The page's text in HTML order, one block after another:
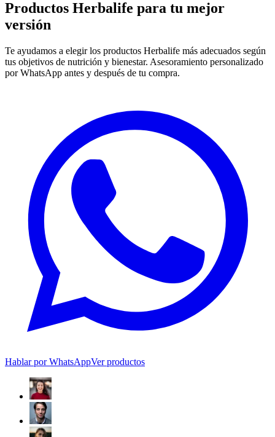
Productos Herbalife para tu mejor
versión
Te ayudamos a elegir los productos Herbalife más adecuados según
tus objetivos de nutrición y bienestar. Asesoramiento personalizado
por WhatsApp antes y después de tu compra.
Hablar por WhatsAppVer productos